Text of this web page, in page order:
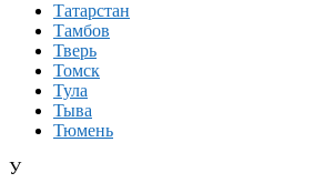
Татарстан
Тамбов
Тверь
Томск
Тула
Тыва
Тюмень
У